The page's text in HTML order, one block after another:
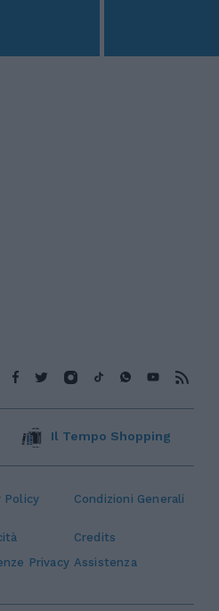
Policy Condizioni Generali
Credits
Privacy Assistenza
Il Tempo Shopping